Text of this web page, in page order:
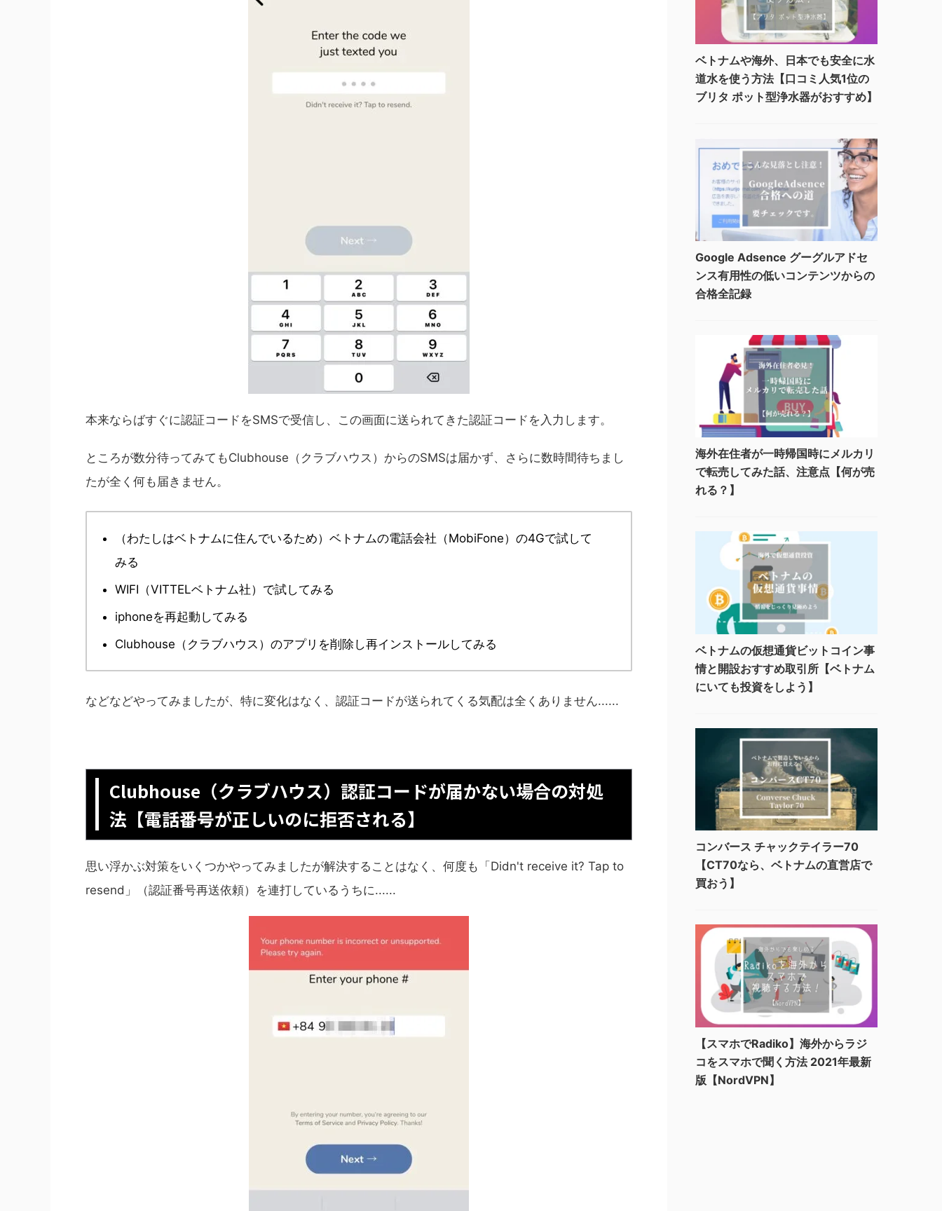
本来ならばすぐに認証コードをSMSで受信し、この画面に送られてきた認証コードを入力します。
ところが数分待ってみてもClubhouse（クラブハウス）からのSMSは届かず、さらに数時間待ちまし
たが全く何も届きません。
（わたしはベトナムに住んでいるため）ベトナムの電話会社（MobiFone）の4Gで試して
みる
WIFI（VITTELベトナム社）で試してみる
iphoneを再起動してみる
Clubhouse（クラブハウス）のアプリを削除し再インストールしてみる
などなどやってみましたが、特に変化はなく、認証コードが送られてくる気配は全くありません......
Clubhouse（クラブハウス）認証コードが届かない場合の対処
法【電話番号が正しいのに拒否される】
思い浮かぶ対策をいくつかやってみましたが解決することはなく、何度も「Didn't receive it? Tap to
resend」（認証番号再送依頼）を連打しているうちに......
ベトナムや海外、日本でも安全に水
道水を使う方法【口コミ人気1位の
ブリタ ポット型浄水器がおすすめ】
Google Adsence グーグルアドセ
ンス有用性の低いコンテンツからの
合格全記録
海外在住者が一時帰国時にメルカリ
で転売してみた話、注意点【何が売
れる？】
ベトナムの仮想通貨ビットコイン事
情と開設おすすめ取引所【ベトナム
にいても投資をしよう】
コンバース チャックテイラー70
【CT70なら、ベトナムの直営店で
買おう】
【スマホでRadiko】海外からラジ
コをスマホで聞く方法 2021年最新
版【NordVPN】